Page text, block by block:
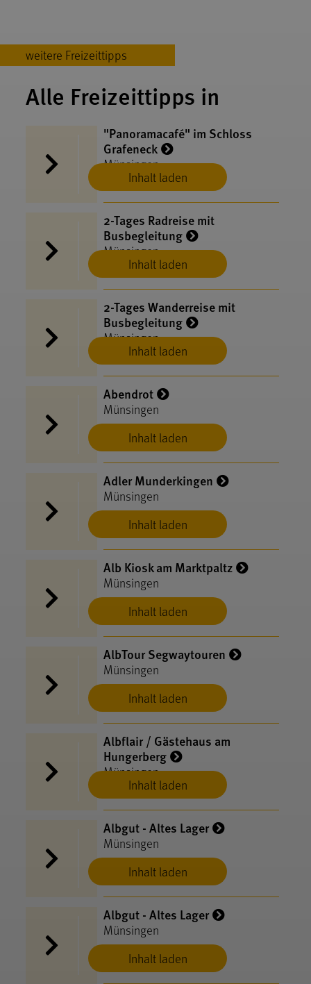
weitere Freizeittipps
Alle Freizeittipps in
Inhalt laden
"Panoramacafé" im Schloss
Grafeneck
Münsingen
Inhalt laden
2-Tages Radreise mit
Busbegleitung
Münsingen
Inhalt laden
2-Tages Wanderreise mit
Busbegleitung
Münsingen
Inhalt laden
Abendrot
Münsingen
Inhalt laden
Adler Munderkingen
Münsingen
Inhalt laden
Alb Kiosk am Marktpaltz
Münsingen
Inhalt laden
AlbTour Segwaytouren
Münsingen
Inhalt laden
Albflair / Gästehaus am
Hungerberg
Münsingen
Inhalt laden
Albgut - Altes Lager
Münsingen
Inhalt laden
Albgut - Altes Lager
Münsingen